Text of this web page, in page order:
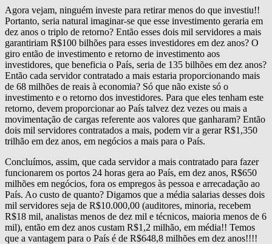
Agora vejam, ninguém investe para retirar menos do que investiu!!
Portanto, seria natural imaginar-se que esse investimento geraria em
dez anos o triplo de retorno? Então esses dois mil servidores a mais
garantiriam R$100 bilhões para esses investidores em dez anos? O
giro então de investimento e retorno de investimento aos
investidores, que beneficia o País, seria de 135 bilhões em dez anos?
Então cada servidor contratado a mais estaria proporcionando mais
de 68 milhões de reais à economia? Só que não existe só o
investimento e o retorno dos investidores. Para que eles tenham este
retorno, devem proporcionar ao País talvez dez vezes ou mais a
movimentação de cargas referente aos valores que ganharam? Então
dois mil servidores contratados a mais, podem vir a gerar R$1,350
trilhão em dez anos, em negócios a mais para o País.
Concluímos, assim, que cada servidor a mais contratado para fazer
funcionarem os portos 24 horas gera ao País, em dez anos, R$650
milhões em negócios, fora os empregos às pessoa e arrecadação ao
País. Ao custo de quanto? Digamos que a média salarias desses dois
mil servidores seja de R$10.000,00 (auditores, minoria, recebem
R$18 mil, analistas menos de dez mil e técnicos, maioria menos de 6
mil), então em dez anos custam R$1,2 milhão, em média!! Temos
que a vantagem para o País é de R$648,8 milhões em dez anos!!!!